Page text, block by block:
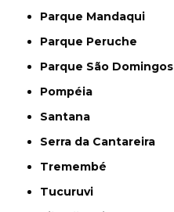
Parque Mandaqui
Parque Peruche
Parque São Domingos
Pompéia
Santana
Serra da Cantareira
Tremembé
Tucuruvi